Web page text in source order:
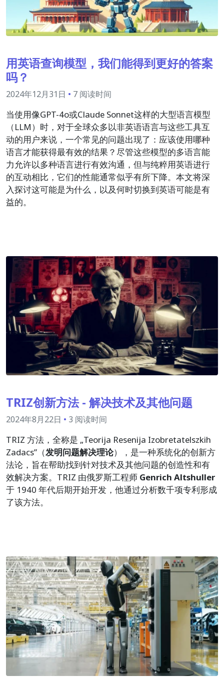
用英语查询模型，我们能得到更好的答案
吗？
2024年12月31日 • 7 阅读时间
当使用像GPT-4o或Claude Sonnet这样的大型语言模型
（LLM）时，对于全球众多以非英语语言与这些工具互
动的用户来说，一个常见的问题出现了：应该使用哪种
语言才能获得最有效的结果？尽管这些模型的多语言能
力允许以多种语言进行有效沟通，但与纯粹用英语进行
的互动相比，它们的性能通常似乎有所下降。本文将深
入探讨这可能是为什么，以及何时切换到英语可能是有
益的。
TRIZ创新方法 - 解决技术及其他问题
2024年8月22日 • 3 阅读时间
TRIZ 方法，全称是 „Teorija Resenija Izobretatelszkih
Zadacs”（发明问题解决理论），是一种系统化的创新方
法论，旨在帮助找到针对技术及其他问题的创造性和有
效解决方案。TRIZ 由俄罗斯工程师 Genrich Altshuller
于 1940 年代后期开始开发，他通过分析数千项专利形成
了该方法。